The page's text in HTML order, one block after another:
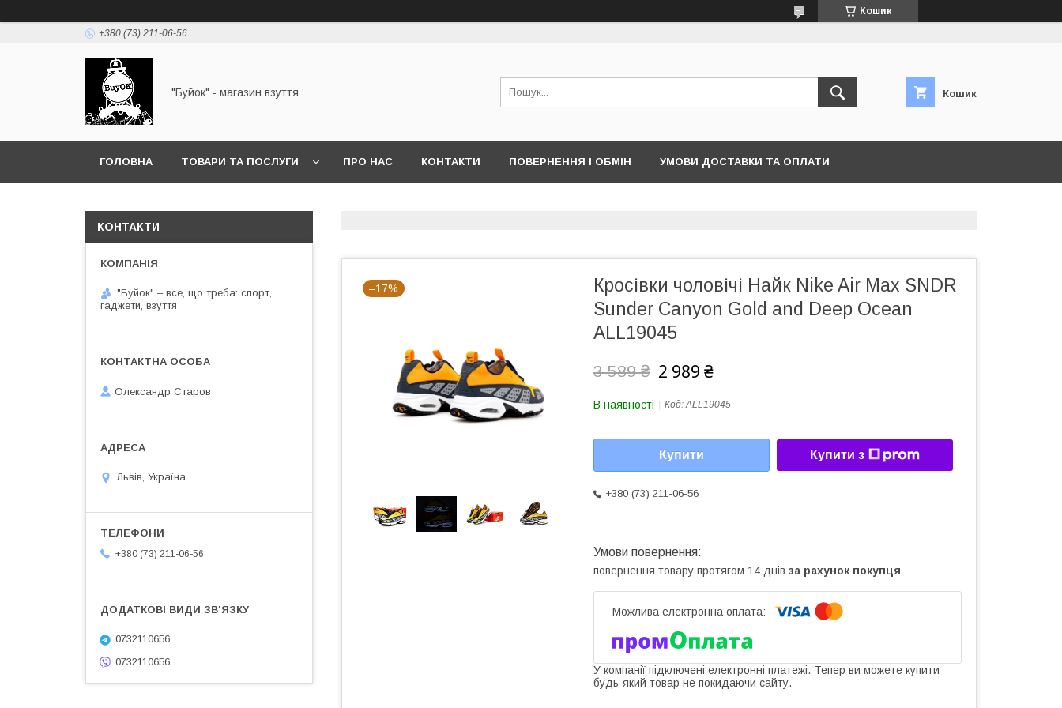
Кошик
+380 (73) 211-06-56
"Буйок" - магазин взуття Кошик
ГОЛОВНА ТОВАРИ ТА ПОСЛУГИ ПРО НАС КОНТАКТИ ПОВЕРНЕННЯ І ОБМІН УМОВИ ДОСТАВКИ ТА ОПЛАТИ
–17%
Кросівки чоловічі Найк Nike Air Max SNDR
Sunder Canyon Gold and Deep Ocean
ALL19045
3 589 ₴ 2 989 ₴
В наявності Код:ALL19045
Купити Купити з
+380 (73) 211-06-56
повернення товару протягом 14 днів за рахунок покупця
У компанії підключені електронні платежі. Тепер ви можете купити
будь-який товар не покидаючи сайту.
КОНТАКТИ
"Буйок" – все, що треба: спорт,
гаджети, взуття
Олександр Старов
Львів, Україна
+380 (73) 211-06-56
0732110656
0732110656